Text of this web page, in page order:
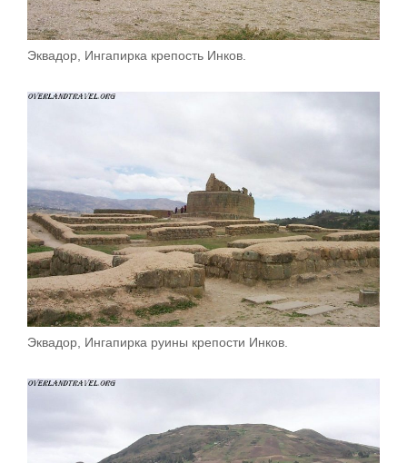
Эквадор, Ингапирка крепость Инков.
Эквадор, Ингапирка руины крепости Инков.